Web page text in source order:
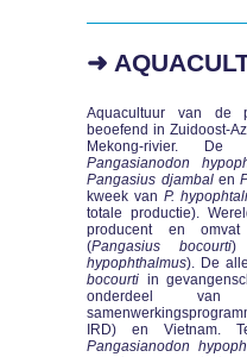
➜
Aquacultuur van de
beoefend in Zuidoost-
Mekong-rivier. De
Pangasianodon
Pangasius djambal en
kweek vanP.
totale productie).
producent en
(Pangasius bocourti)
hypophthalmus). De
bocourti in
onderdeel van
IRD) en Vietnam.
Pangasianodon